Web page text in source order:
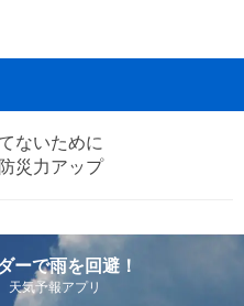
ないために
災力アップ
ーで雨を回避！
気予報アプリ